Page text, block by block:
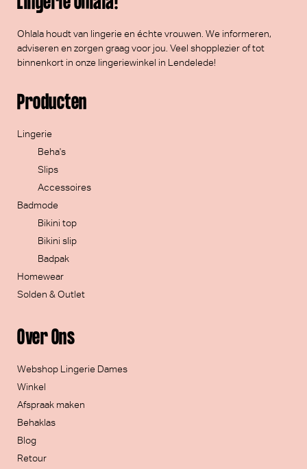
Ohlala houdt van lingerie en échte vrouwen. We informeren,
adviseren en zorgen graag voor jou. Veel shopplezierof tot
binnenkort in onze lingeriewinkel in Lendelede!
Over Ons
Webshop Lingerie Dames
Winkel
Afspraak maken
Behaklas
Blog
Retour
Producten
Lingerie
Beha's
Slips
Accessoires
Badmode
Bikini top
Bikini slip
Badpak
Homewear
Solden & Outlet